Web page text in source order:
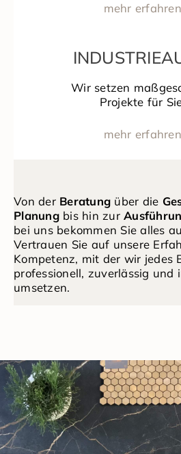
mehr erfahren
Wir setzen
Projekte für
mehr erfahren
Von der Beratung über die
Planungbis hin zur
bei uns bekommen Sie alles
Vertrauen Sie auf unsere
Kompetenz, mit der wir jedes
professionell, zuverlässig und
umsetzen.